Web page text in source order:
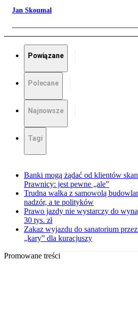
Jan Skoumal
Powiązane
Polecane
Najnowsze
Tagi
Banki mogą żądać od klientów
Prawnicy: jest pewne „ale”
Trudna walka z samowolą
nadzór, a te polityków
Prawo jazdy nie wystarczy do
30 tys. zł
Zakaz wyjazdu do sanatorium
„kary” dla kuracjuszy
Promowane treści